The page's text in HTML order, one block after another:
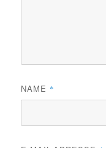
NAME *